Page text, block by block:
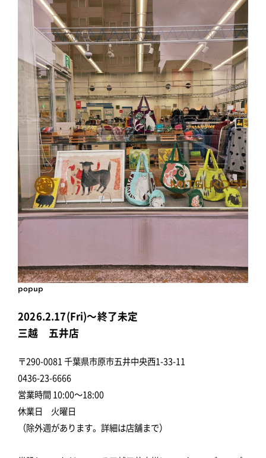
popup
2026.2.17(Fri)～終了未定
三越 五井店
〒290-0081 千葉県市原市五井中央西1-33-11
0436-23-6666
営業時間 10:00～18:00
休業日 火曜日
（除外週があります。詳細は店舗まで）